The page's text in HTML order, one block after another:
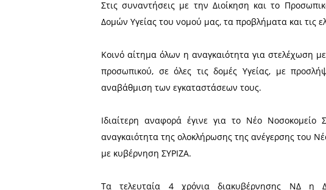
Ημέρα δράσης για
Πέμπτη 22 Ιουνίου με
βουλεύτρια Β1
υποψήφιο βουλευτή
Κλιμάκιο του κόμματος με τους
Υγείας Βλαχιώτη, το Κέντρο Υγείας
Σπάρτη και συναντήθηκαν με την